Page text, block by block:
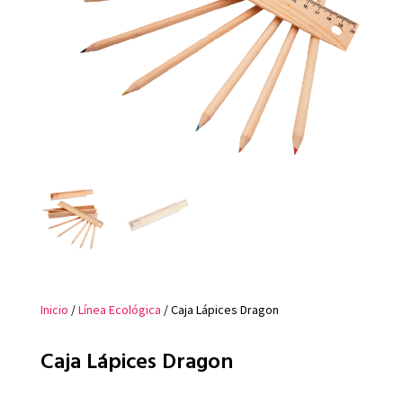
Inicio /Línea Ecológica / Caja Lápices Dragon
Caja Lápices Dragon